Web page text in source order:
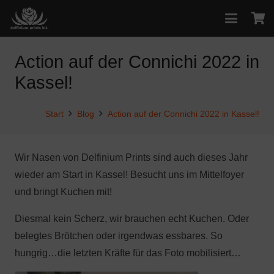
Action auf der Connichi 2022 in
Kassel!
Start Blog Action auf der Connichi 2022 in Kassel!
Wir Nasen von Delfinium Prints sind auch dieses Jahr
wieder am Start in Kassel! Besucht uns im Mittelfoyer
und bringt Kuchen mit!
Diesmal kein Scherz, wir brauchen echt Kuchen. Oder
belegtes Brötchen oder irgendwas essbares. So
hungrig…die letzten Kräfte für das Foto mobilisiert…